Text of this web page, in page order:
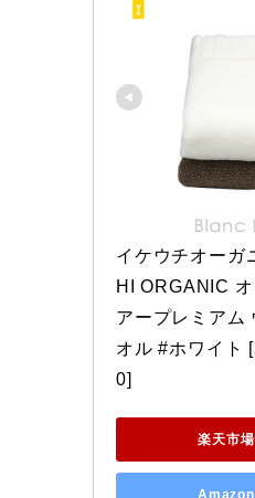
イケウチオーガ
HI ORGANIC
アープレミアム
オル #ホワイト
0]
楽天市
Amazon